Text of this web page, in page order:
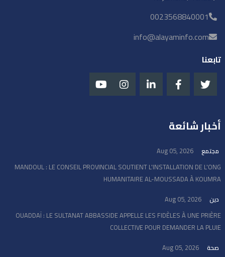
0023568840001
info@alayaminfo.com
تابعنا
أخبار شائعة
مجتمع
Aug 05, 2026
MANDOUL : LE CONSEIL PROVINCIAL SOUTIENT L'INSTALLATION DE L'ONG
HUMANITAIRE AL-MOUSSADA À KOUMRA
دين
Aug 05, 2026
OUADDAÏ : LE SULTANAT ABBASSIDE APPELLE LES FIDÈLES À UNE PRIÈRE
COLLECTIVE POUR DEMANDER LA PLUIE
صحة
Aug 05, 2026